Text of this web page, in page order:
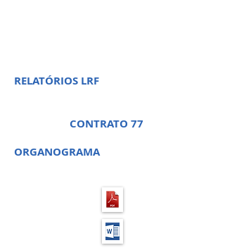
RELATÓRIOS LRF
CONTRATO 77
ORGANOGRAMA